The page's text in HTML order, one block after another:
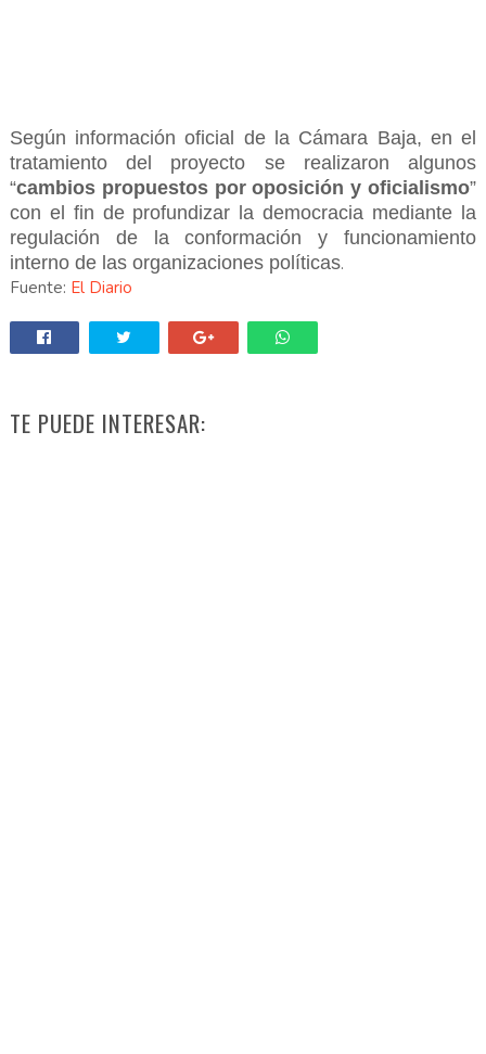
Según información oficial de la Cámara Baja, en el
tratamiento del proyecto se realizaron algunos
“cambios propuestos por oposición y oficialismo”
con el fin de profundizar la democracia mediante la
regulación de la conformación y funcionamiento
interno de las organizaciones políticas.
Fuente: El Diario
TE PUEDE INTERESAR: